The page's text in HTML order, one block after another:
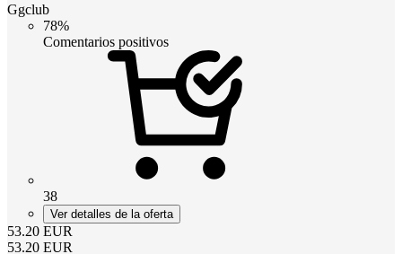
Ggclub
78%
Comentarios positivos
38
Ver detalles de la oferta
53.20 EUR
53.20 EUR